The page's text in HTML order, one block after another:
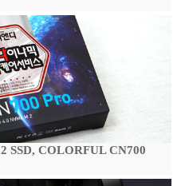
SSD, COLORFUL CN700